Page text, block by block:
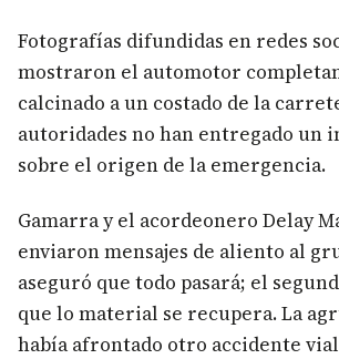
Fotografías difundidas en redes
mostraron el automotor
calcinado a un costado de la
autoridades no han entregado un
sobre el origen de la emergencia.
Gamarra y el acordeonero Delay
enviaron mensajes de aliento al
aseguró que todo pasará; el
que lo material se recupera. La
había afrontado otro accidente vial